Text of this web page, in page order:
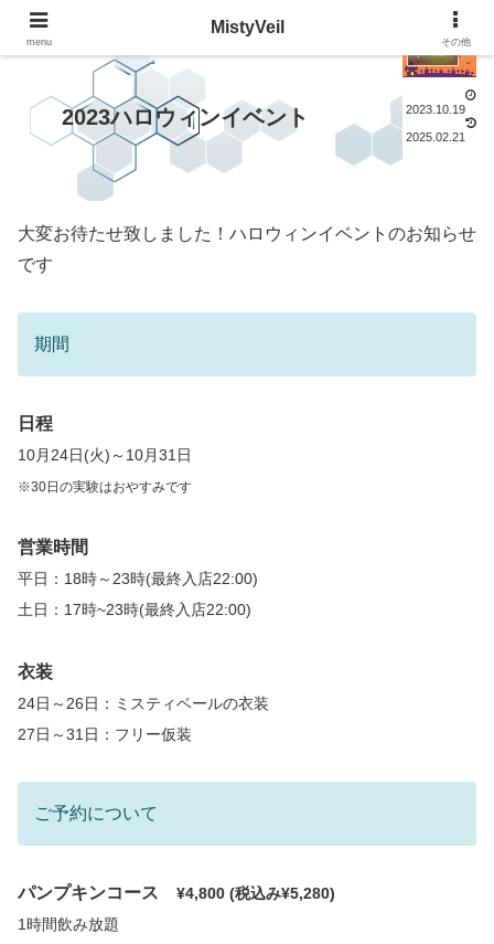
2023ハロウィンイベント 2023.10.19
2025.02.21
大変お待たせ致しました！ハロウィンイベントのお知らせ
です
期間
日程
10月24日(火)～10月31日
※30日の実験はおやすみです
営業時間
平日：18時～23時(最終入店22:00)
土日：17時~23時(最終入店22:00)
衣装
24日～26日：ミスティベールの衣装
27日～31日：フリー仮装
ご予約について
パンプキンコース ¥4,800 (税込み¥5,280)
1時間飲み放題
menu
MistyVeil
その他